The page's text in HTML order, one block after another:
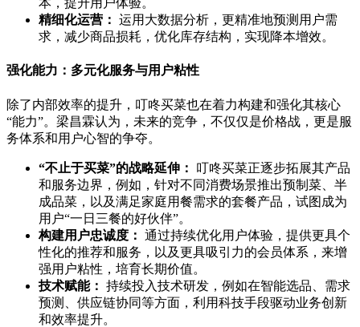
本，提升用户体验。
精细化运营： 运用大数据分析，更精准地预测用户需
求，减少商品损耗，优化库存结构，实现降本增效。
强化能力：多元化服务与用户粘性
除了内部效率的提升，叮咚买菜也在着力构建和强化其核心
“能力”。梁昌霖认为，未来的竞争，不仅仅是价格战，更是服
务体系和用户心智的争夺。
“不止于买菜”的战略延伸：
叮咚买菜正逐步拓展其产品
和服务边界，例如，针对不同消费场景推出预制菜、半
成品菜，以及满足家庭用餐需求的套餐产品，试图成为
用户“一日三餐的好伙伴”。
构建用户忠诚度： 通过持续优化用户体验，提供更具个
性化的推荐和服务，以及更具吸引力的会员体系，来增
强用户粘性，培育长期价值。
技术赋能： 持续投入技术研发，例如在智能选品、需求
预测、供应链协同等方面，利用科技手段驱动业务创新
和效率提升。